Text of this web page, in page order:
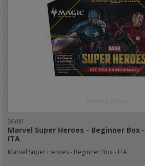
36480
Marvel Super Heroes - Beginner Box -
ITA
Marvel Super Heroes - Beginner Box - ITA